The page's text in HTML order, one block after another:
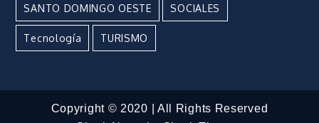
SANTO DOMINGO OESTE SOCIALES
Tecnología TURISMO
Copyright © 2020 | All Rights Reserved